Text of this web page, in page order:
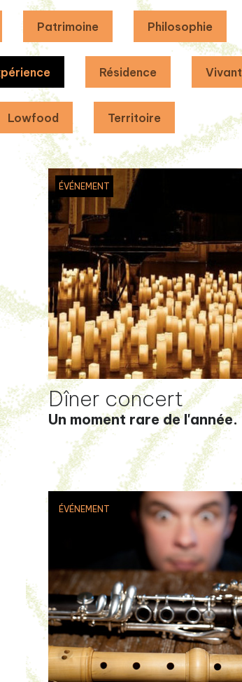
Patrimoine Philosophie
Résidence Vivant
Lowfood Territoire
ÉVÉNEMENT
Dîner concert
Un moment rare de l'année.
ÉVÉNEMENT